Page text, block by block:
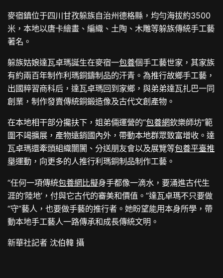
麥宿鎮位于四川甘孜躲族自治州德格縣，均勻海拔約3500
米，本地以唐卡繪畫、編織、土陶、木雕等躲族傳統手工藝
著名。
躲族姑娘達瓦卓瑪誕生在麥宿一包養個手工藝世家，其家族
有約兩百年制作利瑪銅鑄制品的汗青。為推行故鄉手工藝，
出國粹習商科后，達瓦卓瑪回到家鄉，與弟弟達瓦扎巴一同
創業，制作發賣傳統銅鍛造像及古代文創產物。
在本地相干部分攙扶下，姐弟倆運營的“包養網欽樂師坊”範
圍不竭擴展，產物遠銷國內外，帶動本地群眾致富增收。達
瓦卓瑪還牽頭組織闤闠、分送朋友會以及展覽等包養平臺推
舉運動，向更多的人推行利瑪銅制品制作工藝。
“任何一項傳統包養網比擬身手都像一滴水，要涌進古代生
涯的‘陸地’，付與它古代的審美和價值。”達瓦卓瑪不只要做
“守”藝人，也要做手藝的推行者。她盼望能用本身所學，帶
動本地手工藝人一路傳承和成長傳統文明。
新華社記者 沈伯韓 攝